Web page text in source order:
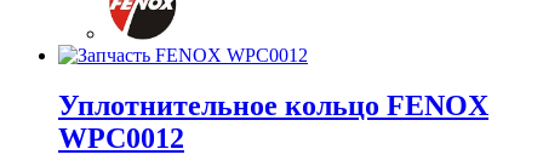
Уплотнительное кольцо FENOX
WPC0012